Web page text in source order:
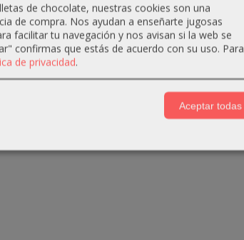
de chocolate, nuestras cookies son una
de compra. Nos ayudan a enseñarte jugosas
facilitar tu navegación y nos avisan si la web se
confirmas que estás de acuerdo con su uso. Para
de privacidad.
Aceptar todas